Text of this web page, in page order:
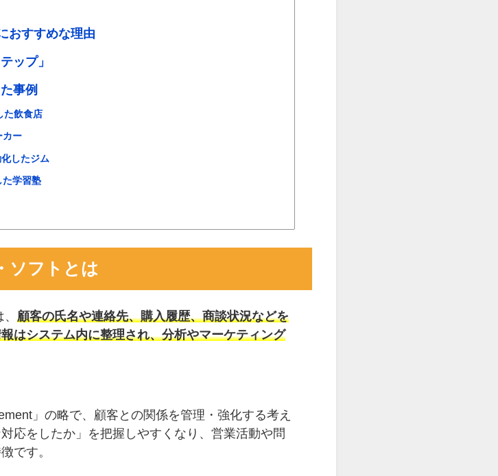
おすすめな理由
ップ」
事例
た飲食店
カー
したジム
た学習塾
ソフトとは
顧客の氏名や連絡先、購入履歴、商談状況などを
はシステム内に整理され、分析やマーケティング
」の略で、顧客との関係を管理・強化する考え
応をしたか」を把握しやすくなり、営業活動や問
です。